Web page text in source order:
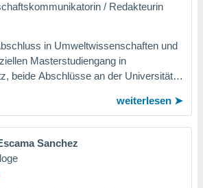
/ Redakteurin
in Umweltwissenschaften und
Masterstudiengang in
beide Abschlüsse an der Universität
weiterlesen
Sanchez